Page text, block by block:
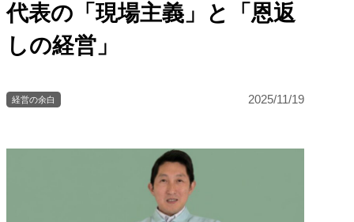
代表の「現場主義」と「恩返
しの経営」
経営の余白 2025/11/19